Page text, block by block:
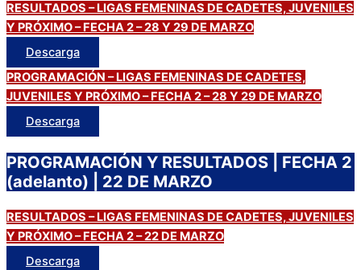
RESULTADOS – LIGAS FEMENINAS DE CADETES, JUVENILES
Y PRÓXIMO – FECHA 2 – 28 Y 29 DE MARZO
Descarga
PROGRAMACIÓN – LIGAS FEMENINAS DE CADETES,
JUVENILES Y PRÓXIMO – FECHA 2 – 28 Y 29 DE MARZO
Descarga
PROGRAMACIÓN Y RESULTADOS | FECHA 2
(adelanto) | 22 DE MARZO
RESULTADOS – LIGAS FEMENINAS DE CADETES, JUVENILES
Y PRÓXIMO – FECHA 2 – 22 DE MARZO
Descarga